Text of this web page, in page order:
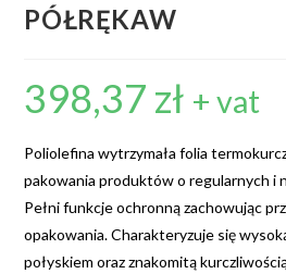
PÓŁRĘKAW
398,37 zł + vat
Poliolefina wytrzymała folia
pakowania produktów o regularnych i
Pełni funkcje ochronną zachowując
opakowania. Charakteryzuje się
połyskiem oraz znakomitą